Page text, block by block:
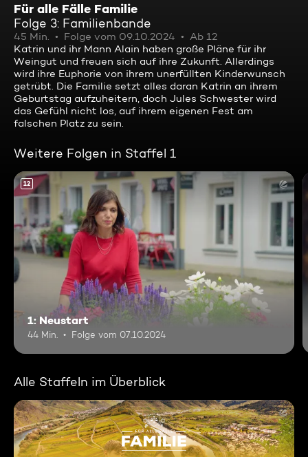
Für alle Fälle Familie
Folge 3: Familienbande
45 Min. Folge vom 09.10.2024
Ab 12
Katrin und ihr Mann Alain haben große Pläne für ihr
Weingut und freuen sich auf ihre Zukunft. Allerdings
wird ihre Euphorie von ihrem unerfüllten Kinderwunsch
getrübt. Die Familie setzt alles daran Katrin an ihrem
Geburtstag aufzuheitern, doch Jules Schwester wird
das Gefühl nicht los, auf ihrem eigenen Fest am
falschen Platz zu sein.
Weitere Folgen in Staffel 1
12
1: Neustart
44 Min. Folge vom 07.10.2024
Alle Staffeln im Überblick